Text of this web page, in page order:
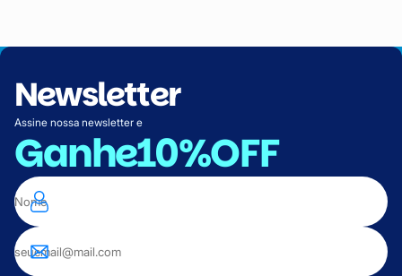
Newsletter
Assine nossa newsletter e
Ganhe10%OFF